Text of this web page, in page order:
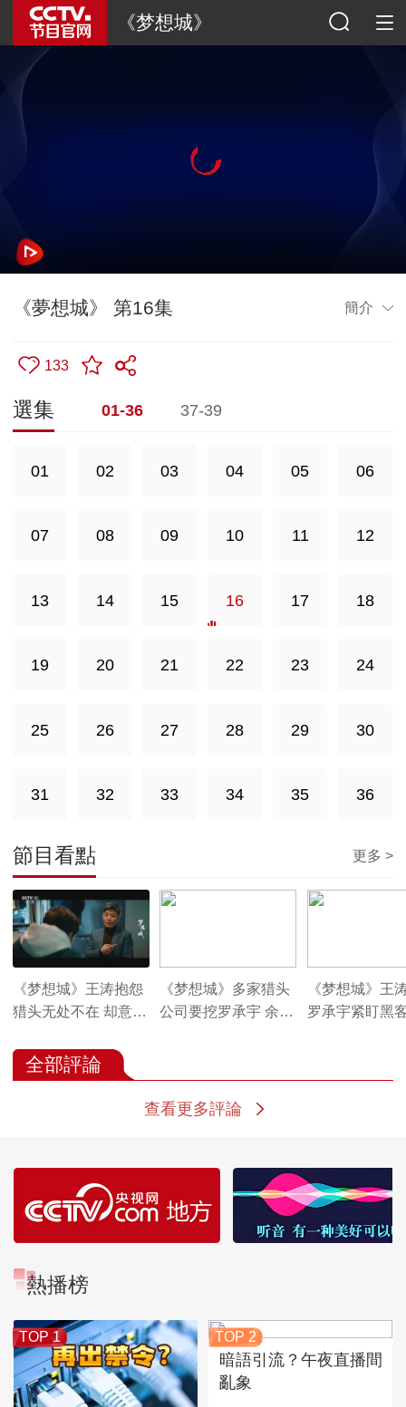
《梦想城》
《夢想城》 第16集 簡介
133
選集 01-36 37-39
01 02 03 04 05 06
07 08 09 10 11 12
13 14 15 16 17 18
19 20 21 22 23 24
25 26 27 28 29 30
31 32 33 34 35 36
節目看點 更多 >
《梦想城》王涛抱怨
猎头无处不在 却意外
女儿
《梦想城》多家猎头
公司要挖罗承宇 余嘉
《梦想城》王
罗承宇紧盯黑
全部評論
查看更多評論
熱播榜
TOP 1 TOP 2
暗語引流？午夜直播間
亂象